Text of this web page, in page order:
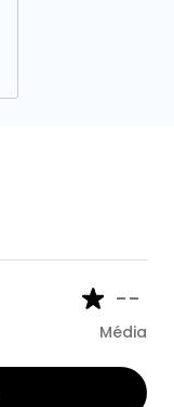
--
Média